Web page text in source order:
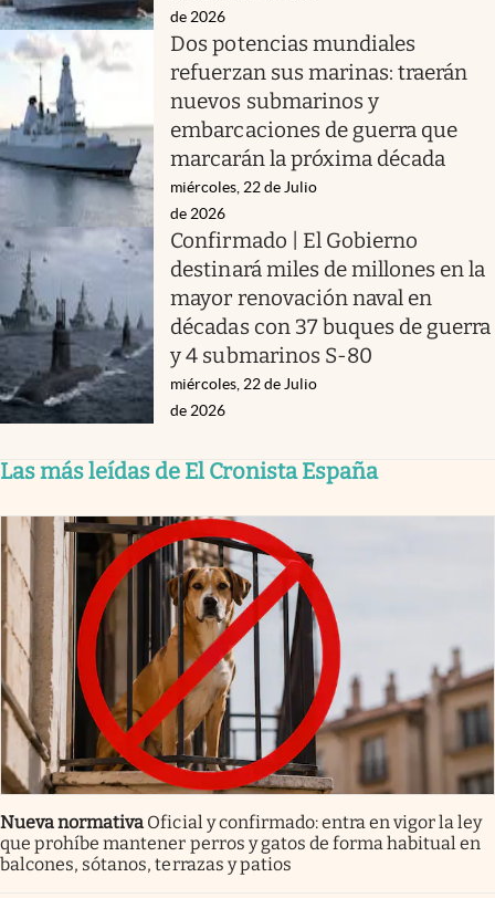
de 2026
Dos potencias mundiales
refuerzan sus marinas: traerán
nuevos submarinos y
embarcaciones de guerra que
marcarán la próxima década
miércoles, 22 de Julio
de 2026
Confirmado | El Gobierno
destinará miles de millones en la
mayor renovación naval en
décadas con 37 buques de guerra
y 4 submarinos S-80
miércoles, 22 de Julio
de 2026
Las más leídas de El Cronista España
Nueva normativa Oficial y confirmado: entra en vigor la ley
que prohíbe mantener perros y gatos de forma habitual en
balcones, sótanos, terrazas y patios